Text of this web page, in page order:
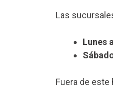
Las
Lunes
Fuera de